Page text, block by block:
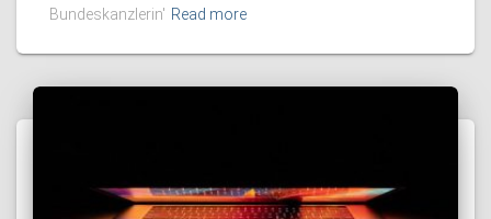
Bundeskanzlerin' Read more